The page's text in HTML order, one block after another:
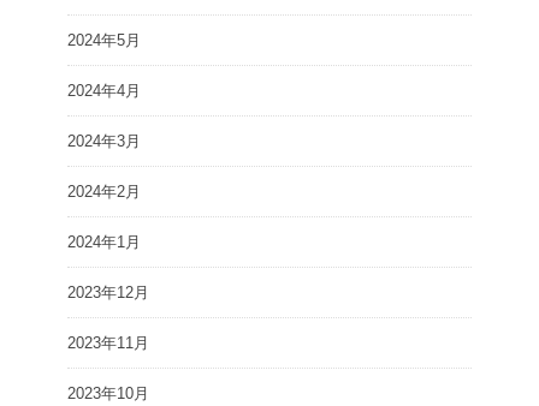
2024年5月
2024年4月
2024年3月
2024年2月
2024年1月
2023年12月
2023年11月
2023年10月